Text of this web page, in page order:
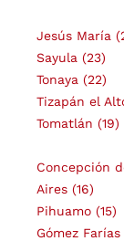
Jesús María
Sayula (23)
Tonaya (22)
Tizapán el
Tomatlán (19)
Concepción
Aires (16)
Pihuamo (15)
Gómez Farías